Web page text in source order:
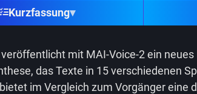
Kurzfassung▾
mit MAI-Voice-2 ein neues
das Texte in 15 verschiedenen
im Vergleich zum Vorgänger eine